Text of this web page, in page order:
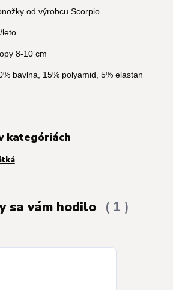
od výrobcu Scorpio.
8-10 cm
bavlna, 15% polyamid, 5% elastan
kategóriách
sa vám hodilo 1